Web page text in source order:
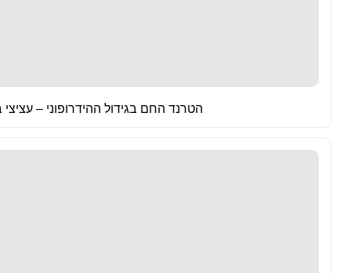
הטרנד החם בגידול ההידרופוני –